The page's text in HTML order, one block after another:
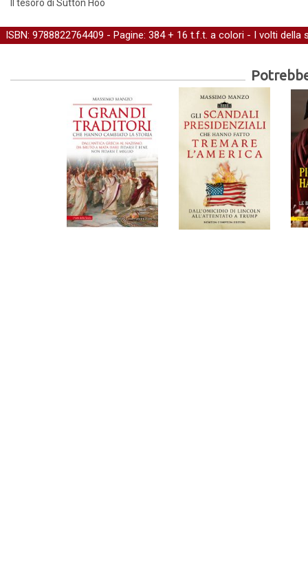
Il tesoro di Sutton Hoo
ISBN: 9788822764409 - Pagine: 384 + 16 t.f.t. a colori - I volti della